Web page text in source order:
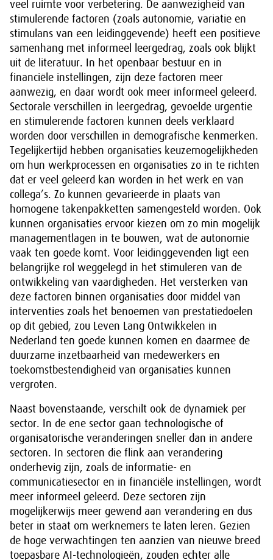
veel ruimte voor verbetering. De aanwezigheid van
stimulerende factoren (zoals autonomie, variatie en
stimulans van een leidinggevende) heeft een positieve
samenhang met informeel leergedrag, zoals ook blijkt
uit de literatuur. In het openbaar bestuur en in
financiële instellingen, zijn deze factoren meer
aanwezig, en daar wordt ook meer informeel geleerd.
Sectorale verschillen in leergedrag, gevoelde urgentie
en stimulerende factoren kunnen deels verklaard
worden door verschillen in demografische kenmerken.
Tegelijkertijd hebben organisaties keuzemogelijkheden
om hun werkprocessen en organisaties zo in te richten
dat er veel geleerd kan worden in het werk en van
collega’s. Zo kunnen gevarieerde in plaats van
homogene takenpakketten samengesteld worden. Ook
kunnen organisaties ervoor kiezen om zo min mogelijk
managementlagen in te bouwen, wat de autonomie
vaak ten goede komt. Voor leidinggevenden ligt een
belangrijke rol weggelegd in het stimuleren van de
ontwikkeling van vaardigheden. Het versterken van
deze factoren binnen organisaties door middel van
interventies zoals het benoemen van prestatiedoelen
op dit gebied, zou Leven Lang Ontwikkelen in
Nederland ten goede kunnen komen en daarmee de
duurzame inzetbaarheid van medewerkers en
toekomstbestendigheid van organisaties kunnen
vergroten.
Naast bovenstaande, verschilt ook de dynamiek per
sector. In de ene sector gaan technologische of
organisatorische veranderingen sneller dan in andere
sectoren. In sectoren die flink aan verandering
onderhevig zijn, zoals de informatie- en
communicatiesector en in financiële instellingen, wordt
meer informeel geleerd. Deze sectoren zijn
mogelijkerwijs meer gewend aan verandering en dus
beter in staat om werknemers te laten leren. Gezien
de hoge verwachtingen ten aanzien van nieuwe breed
toepasbare AI-technologieën, zouden echter alle